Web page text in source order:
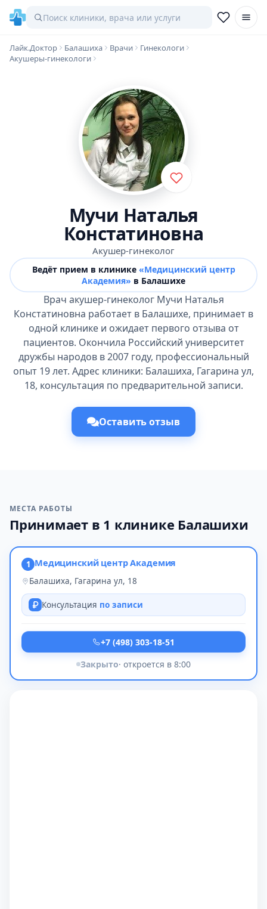
Лайк.Доктор Балашиха Врачи
Гинекологи
Акушеры-гинекологи
Мучи Наталья
Констатиновна
Акушер-гинеколог
Ведёт прием в клинике «Медицинский центр
Академия» в Балашихе
Врач акушер-гинеколог Мучи Наталья
Констатиновна работает в Балашихе, принимает в
одной клинике и ожидает первого отзыва от
пациентов. Окончила Российский университет
дружбы народов в 2007 году, профессиональный
опыт 19 лет. Адрес клиники: Балашиха, Гагарина ул,
18, консультация по предварительной записи.
Оставить отзыв
МЕСТА РАБОТЫ
Принимает в 1 клинике Балашихи
1 Медицинский центр Академия
Балашиха, Гагарина ул, 18
Консультация по записи
+7 (498) 303-18-51
Закрыто· откроется в 8:00